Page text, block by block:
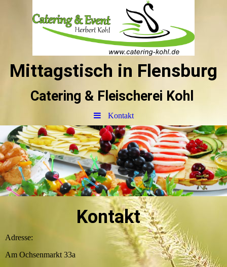
Mittagstisch in Flensburg
Catering & Fleischerei Kohl
Kontakt
Kontakt
Adresse:
Am Ochsenmarkt 33a